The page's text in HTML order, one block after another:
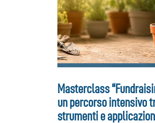
Masterclass
un percorso intensivo
strumenti e